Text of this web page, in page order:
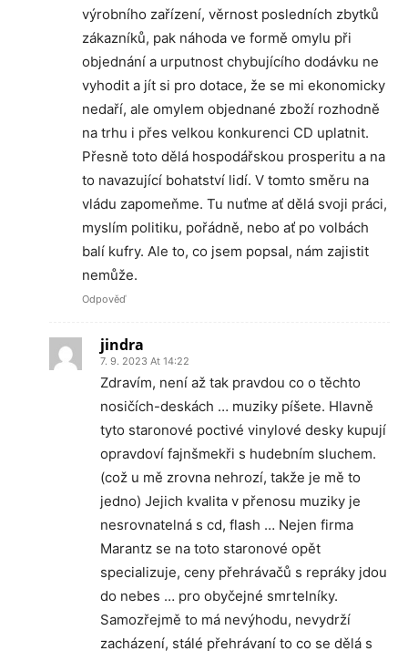
výrobního zařízení, věrnost posledních zbytků
zákazníků, pak náhoda ve formě omylu při
objednání a urputnost chybujícího dodávku ne
vyhodit a jít si pro dotace, že se mi ekonomicky
nedaří, ale omylem objednané zboží rozhodně
na trhu i přes velkou konkurenci CD uplatnit.
Přesně toto dělá hospodářskou prosperitu a na
to navazující bohatství lidí. V tomto směru na
vládu zapomeňme. Tu nuťme ať dělá svoji práci,
myslím politiku, pořádně, nebo ať po volbách
balí kufry. Ale to, co jsem popsal, nám zajistit
nemůže.
Odpověď
jindra
7. 9. 2023 At 14:22
Zdravím, není až tak pravdou co o těchto
nosičích-deskách … muziky píšete. Hlavně
tyto staronové poctivé vinylové desky kupují
opravdoví fajnšmekři s hudebním sluchem.
(což u mě zrovna nehrozí, takže je mě to
jedno) Jejich kvalita v přenosu muziky je
nesrovnatelná s cd, flash … Nejen firma
Marantz se na toto staronové opět
specializuje, ceny přehrávačů s repráky jdou
do nebes … pro obyčejné smrtelníky.
Samozřejmě to má nevýhodu, nevydrží
zacházení, stálé přehrávaní to co se dělá s